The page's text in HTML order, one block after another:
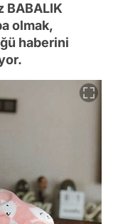
BABALIK
olmak,
haberini